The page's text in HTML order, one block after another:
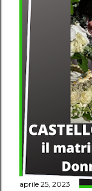
aprile 25, 2023